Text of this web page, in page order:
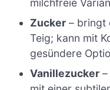
milchfreie
Zucker – bringt
Teig; kann mit
gesündere
Vanillezucker